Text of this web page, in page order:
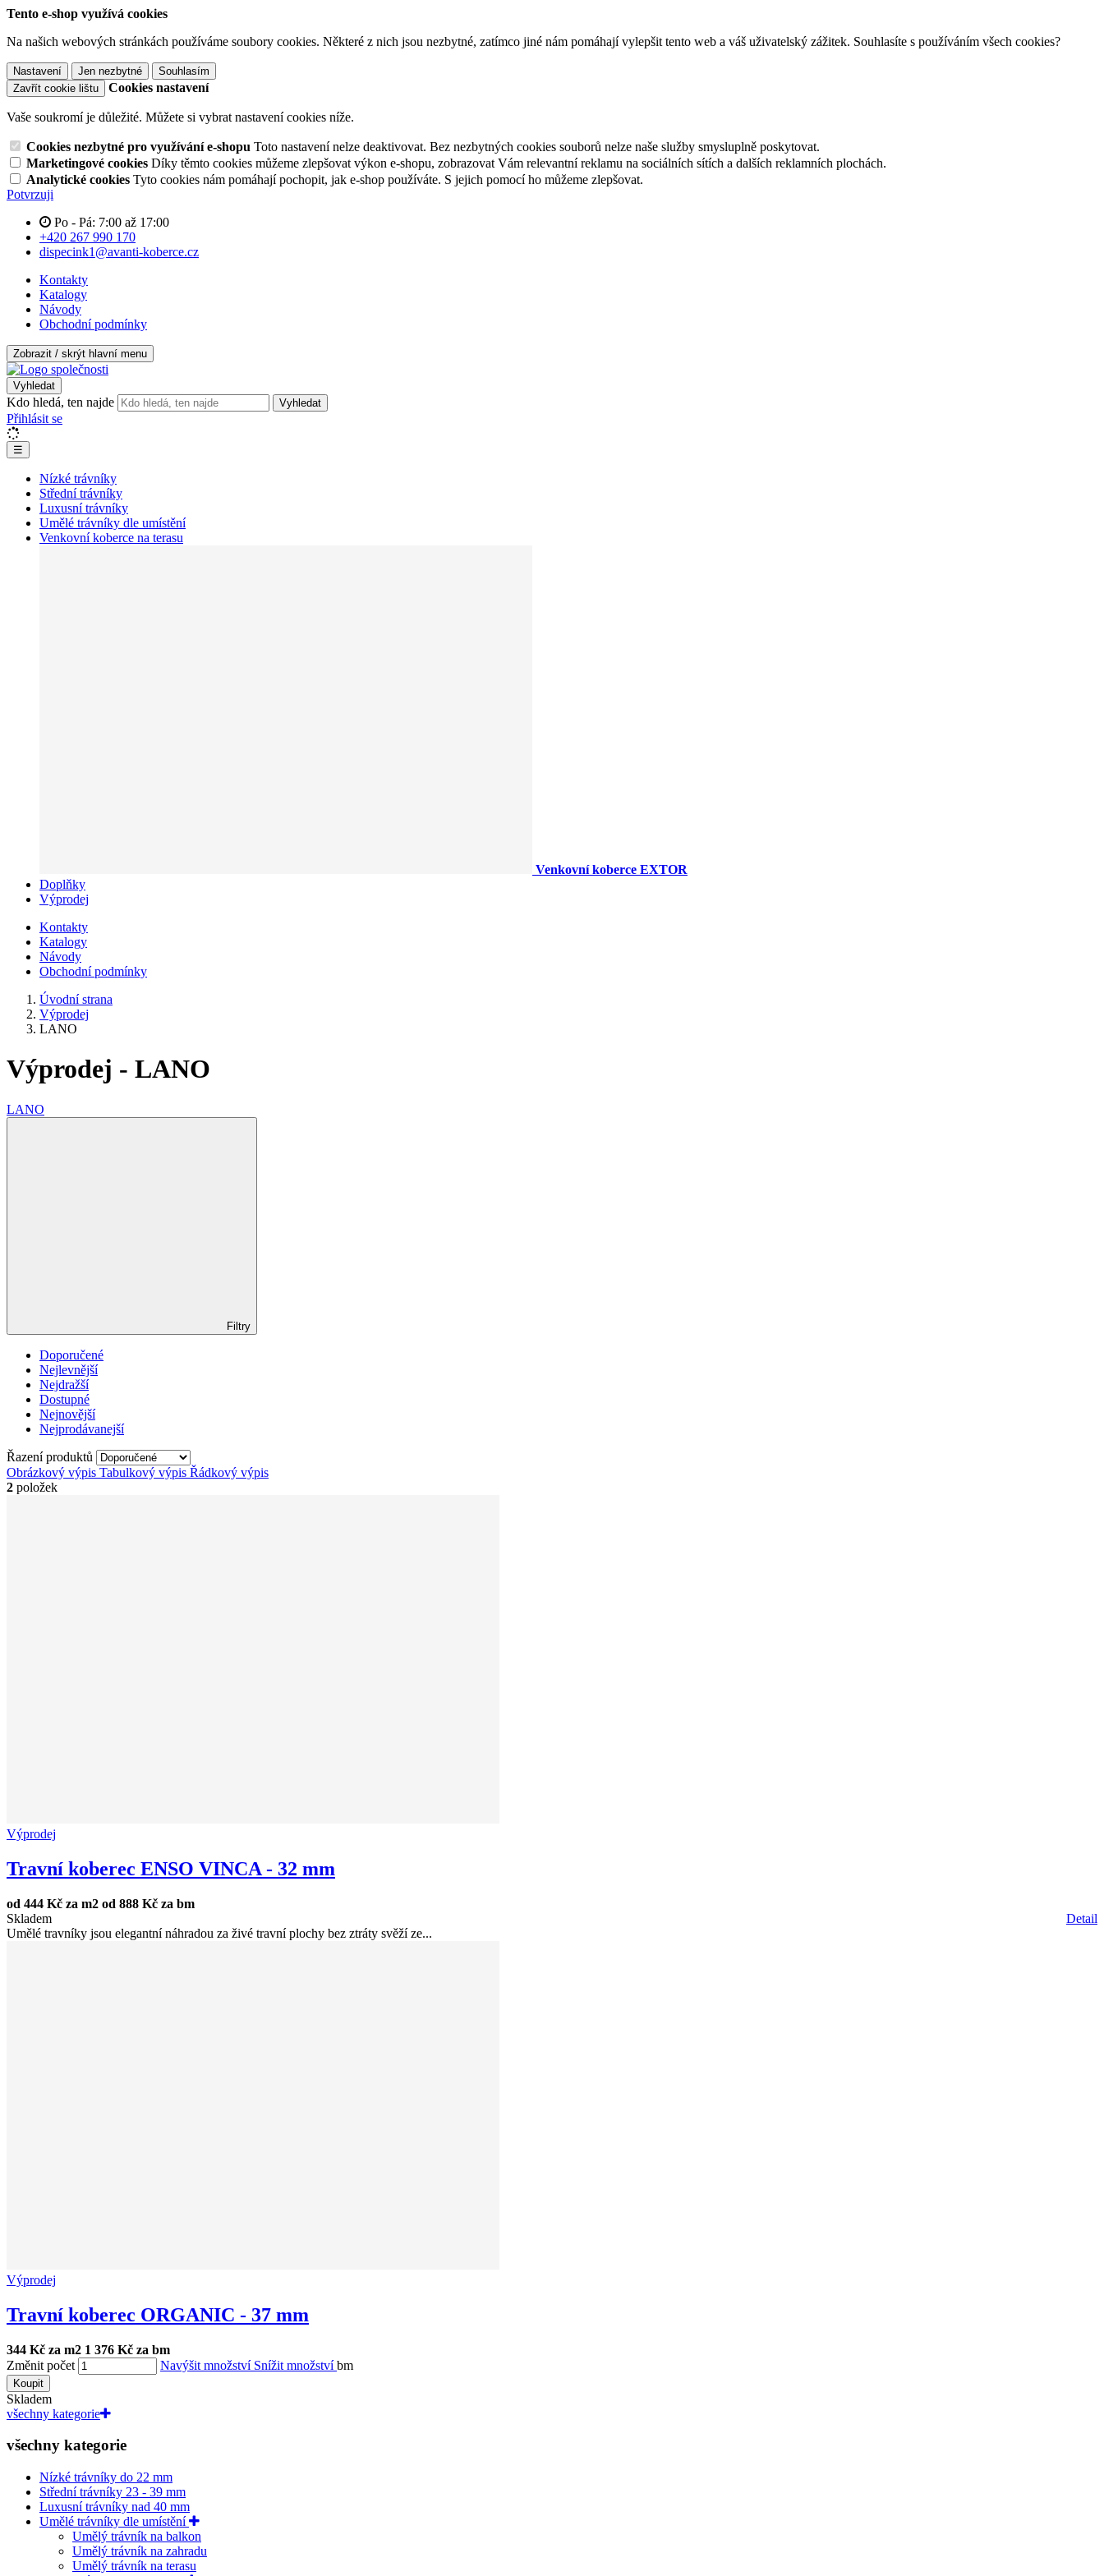
Tento e-shop využívá cookies
Na našich webových stránkách používáme soubory cookies. Některé z nich jsou nezbytné, zatímco jiné nám pomáhají vylepšit tento web a váš uživatelský zážitek. Souhlasíte s používáním všech cookies?
Nastavení Jen nezbytné
Souhlasím
Zavřít cookie lištu
Cookies nastavení
Vaše soukromí je důležité. Můžete si vybrat nastavení cookies níže.
Cookies nezbytné pro využívání e-shopu Toto nastavení nelze deaktivovat. Bez nezbytných cookies souborů nelze naše služby smysluplně poskytovat.
Marketingové cookies Díky těmto cookies můžeme zlepšovat výkon e-shopu, zobrazovat Vám relevantní reklamu na sociálních sítích a dalších reklamních plochách.
Analytické cookies Tyto cookies nám pomáhají pochopit, jak e-shop používáte. S jejich pomocí ho můžeme zlepšovat.
Potvrzuji
Po - Pá: 7:00 až 17:00
+420 267 990 170
dispecink1@avanti-koberce.cz
Kontakty
Katalogy
Návody
Obchodní podmínky
Zobrazit / skrýt hlavní menu
Vyhledat
Kdo hledá, ten najde Vyhledat
Přihlásit se
☰
Nízké trávníky
Střední trávníky
Luxusní trávníky
Umělé trávníky dle umístění
Venkovní koberce na terasu
Venkovní koberce EXTOR
Doplňky
Výprodej
Kontakty
Katalogy
Návody
Obchodní podmínky
Úvodní strana
Výprodej
LANO
Výprodej - LANO
LANO
Filtry
Doporučené
Nejlevnější
Nejdražší
Dostupné
Nejnovější
Nejprodávanejší
Řazení produktů
Obrázkový výpis Tabulkový výpis Řádkový výpis
2 položek
Výprodej
Travní koberec ENSO VINCA - 32 mm
od 444 Kč za m2 od 888 Kč za bm
Detail
Skladem
Umělé travníky jsou elegantní náhradou za živé travní plochy bez ztráty svěží ze...
Výprodej
Travní koberec ORGANIC - 37 mm
344 Kč za m2 1 376 Kč za bm
Změnit počet
Navýšit množství Snížit množstvíbm
Koupit
Skladem
všechny kategorie
všechny kategorie
Nízké trávníky do 22 mm
Střední trávníky 23 - 39 mm
Luxusní trávníky nad 40 mm
Umělé trávníky dle umístění
Umělý trávník na balkon
Umělý trávník na zahradu
Umělý trávník na terasu